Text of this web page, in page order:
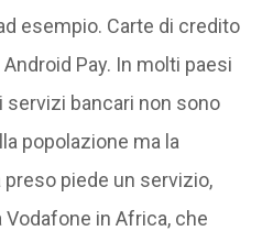
esempio. Carte di credito
Pay. In molti paesi
servizi bancari non sono
popolazione ma la
piede un servizio,
in Africa, che